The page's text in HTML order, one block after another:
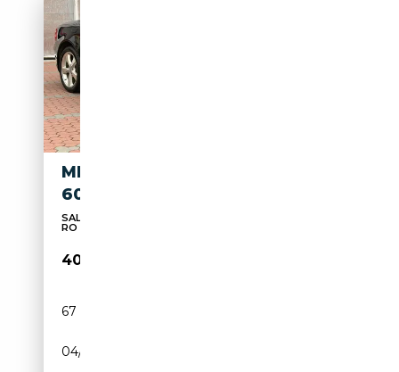
MERCEDES-BENZ SL 600 SL
600 V12 BITURBO
SALONE: VIA ZONA INDUSTRIALE 85, VILLADOSE
RO
40 000€
67 000 km
04/2003